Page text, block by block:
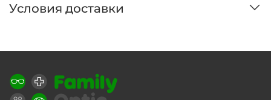
Условия доставки